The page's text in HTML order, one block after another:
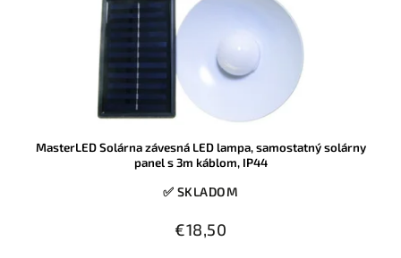
MasterLED Solárna závesná LED lampa, samostatný solárny
panel s 3m káblom, IP44
✅ SKLADOM
€18,50